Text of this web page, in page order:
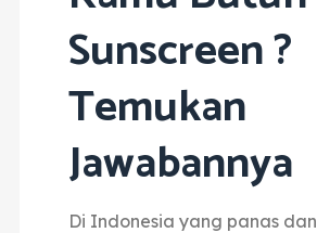
Sunscreen ?
Temukan
Jawabannya
Di Indonesia yang panas